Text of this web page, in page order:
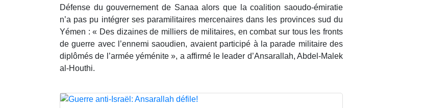
Défense du gouvernement de Sanaa alors que la coalition saoudo-émiratie
n’a pas pu intégrer ses paramilitaires mercenaires dans les provinces sud du
Yémen : « Des dizaines de milliers de militaires, en combat sur tous les fronts
de guerre avec l’ennemi saoudien, avaient participé à la parade militaire des
diplômés de l’armée yéménite », a affirmé le leader d’Ansarallah, Abdel-Malek
al-Houthi.